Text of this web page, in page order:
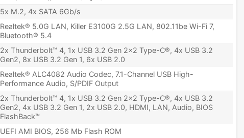
5x M.2, 4x SATA 6Gb/s
Realtek® 5.0G LAN, Killer E3100G 2.5G LAN, 802.11be Wi-Fi 7,
Bluetooth® 5.4
2x Thunderbolt™ 4, 1x USB 3.2 Gen 2x2 Type-C®, 4x USB 3.2
Gen2, 8x USB 3.2 Gen 1, 6x USB 2.0
Realtek® ALC4082 Audio Codec, 7.1-Channel USB High-
Performance Audio, S/PDIF Output
2x Thunderbolt™ 4, 1x USB 3.2 Gen 2x2 Type-C®, 4x USB 3.2
Gen2, 4x USB 3.2 Gen 1, 2x USB 2.0, HDMI, LAN, Audio, BIOS
FlashBack™
UEFI AMI BIOS, 256 Mb Flash ROM